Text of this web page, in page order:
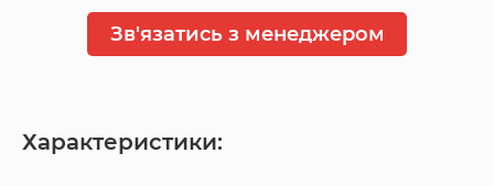
Зв'язатись з менеджером
Характеристики: